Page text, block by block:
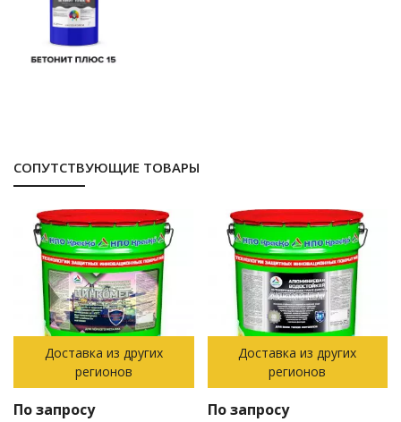
СОПУТСТВУЮЩИЕ ТОВАРЫ
Доставка из других
регионов
По запросу
Доставка из других
регионов
По запросу